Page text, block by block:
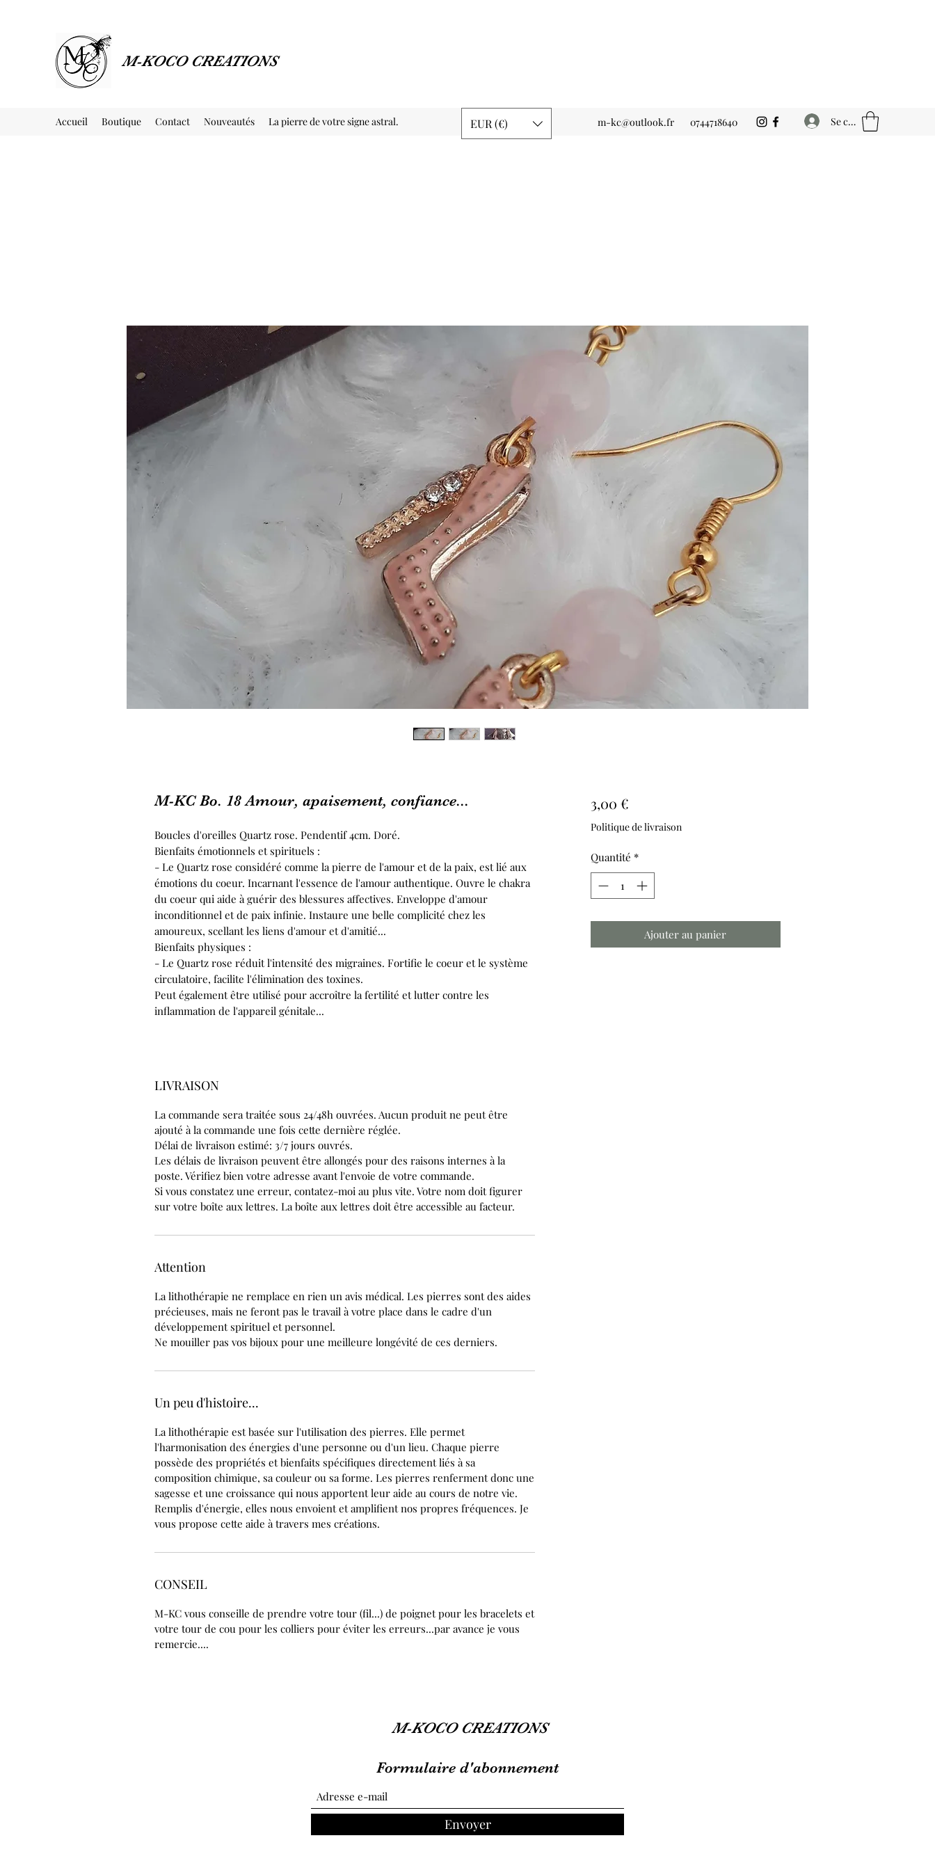
M-KOCO CREATIONS
EUR (€)
Accueil Boutique Contact Nouveautés La pierre de votre signe astral. m-kc@outlook.fr 0744718640 Se connecter
M-KC Bo. 18 Amour, apaisement, confiance...
Boucles d'oreilles Quartz rose. Pendentif 4cm. Doré.
Bienfaits émotionnels et spirituels :
- Le Quartz rose considéré comme la pierre de l'amour et de la paix, est lié aux
émotions du coeur. Incarnant l'essence de l'amour authentique. Ouvre le chakra
du coeur qui aide à guérir des blessures affectives. Enveloppe d'amour
inconditionnel et de paix infinie. Instaure une belle complicité chez les
amoureux, scellant les liens d'amour et d'amitié...
Bienfaits physiques :
- Le Quartz rose réduit l'intensité des migraines. Fortifie le coeur et le système
circulatoire, facilite l'élimination des toxines.
Peut également être utilisé pour accroître la fertilité et lutter contre les
inflammation de l'appareil génitale...
LIVRAISON
La commande sera traitée sous 24/48h ouvrées. Aucun produit ne peut être
ajouté à la commande une fois cette dernière réglée.
Délai de livraison estimé: 3/7 jours ouvrés.
Les délais de livraison peuvent être allongés pour des raisons internes à la
poste. Vérifiez bien votre adresse avant l'envoie de votre commande.
Si vous constatez une erreur, contatez-moi au plus vite. Votre nom doit figurer
sur votre boîte aux lettres. La boîte aux lettres doit être accessible au facteur.
Attention
La lithothérapie ne remplace en rien un avis médical. Les pierres sont des aides
précieuses, mais ne feront pas le travail à votre place dans le cadre d'un
développement spirituel et personnel.
Ne mouiller pas vos bijoux pour une meilleure longévité de ces derniers.
Un peu d'histoire...
La lithothérapie est basée sur l'utilisation des pierres. Elle permet
l'harmonisation des énergies d'une personne ou d'un lieu. Chaque pierre
possède des propriétés et bienfaits spécifiques directement liés à sa
composition chimique, sa couleur ou sa forme. Les pierres renferment donc une
sagesse et une croissance qui nous apportent leur aide au cours de notre vie.
Remplis d'énergie, elles nous envoient et amplifient nos propres fréquences. Je
vous propose cette aide à travers mes créations.
CONSEIL
M-KC vous conseille de prendre votre tour (fil...) de poignet pour les bracelets et
votre tour de cou pour les colliers pour éviter les erreurs...par avance je vous
remercie....
3,00 €Prix
Politique de livraison
Quantité *
Ajouter au panier
M-KOCO CREATIONS
Formulaire d'abonnement
Envoyer